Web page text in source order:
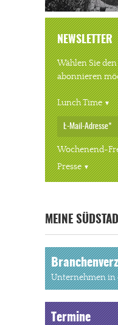
« ALLE
NEWSLETTER
Wählen Sie
abonnieren
Lunch Time
Wochenend-
Presse
MEINE
Unternehmen in
Termine